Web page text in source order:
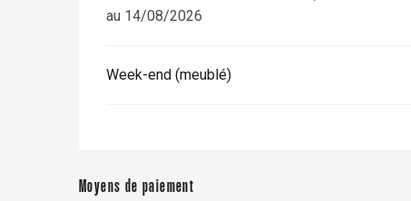
au 14/08/2026
Week-end (meublé)
Moyens de paiement